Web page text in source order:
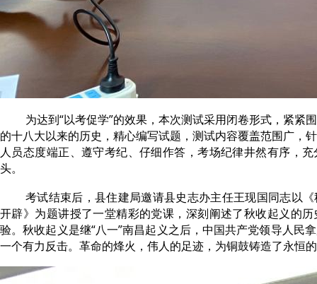
为达到“以考促学”的效果，本次测试采用闭卷形式，紧紧
的十八大以来的历史，精心编写试题，测试内容覆盖范围广，
人员态度端正、遵守考纪、仔细作答，考场纪律井然有序，
头。
考试结束后，县住建局邀请县史志办主任王现国同志以
开辟》为题讲授了一堂精彩的党课，深刻阐述了秋收起义的
验。秋收起义是继“八一”南昌起义之后，中国共产党领导人民
一个有力反击。革命的烽火，伟人的足迹，为铜鼓铸造了永恒